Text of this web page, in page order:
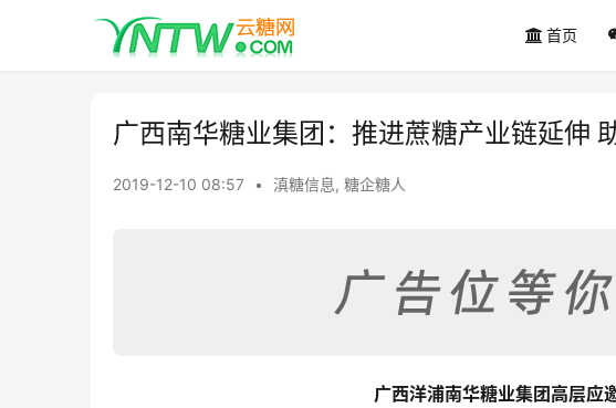
首页
广西南华糖业集团：推进蔗糖产业链延伸
2019-12-10 08:57 • 滇糖信息, 糖企糖人
广西洋浦南华糖业集团高层应